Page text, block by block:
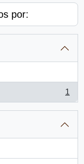
por:
1